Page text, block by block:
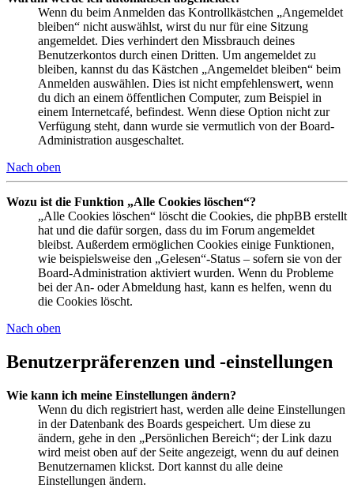
Wenn du beim Anmelden das Kontrollkästchen „Angemeldet
bleiben“ nicht auswählst, wirst du nur für eine Sitzung
angemeldet. Dies verhindert den Missbrauch deines
Benutzerkontos durch einen Dritten. Um angemeldet zu
bleiben, kannst du das Kästchen „Angemeldet bleiben“ beim
Anmelden auswählen. Dies ist nicht empfehlenswert, wenn
du dich an einem öffentlichen Computer, zum Beispiel in
einem Internetcafé, befindest. Wenn diese Option nicht zur
Verfügung steht, dann wurde sie vermutlich von der Board-
Administration ausgeschaltet.
Nach oben
Wozu ist die Funktion „Alle Cookies löschen“?
„Alle Cookies löschen“ löscht die Cookies, die phpBB erstellt
hat und die dafür sorgen, dass du im Forum angemeldet
bleibst. Außerdem ermöglichen Cookies einige Funktionen,
wie beispielsweise den „Gelesen“-Status – sofern sie von der
Board-Administration aktiviert wurden. Wenn du Probleme
bei der An- oder Abmeldung hast, kann es helfen, wenn du
die Cookies löscht.
Nach oben
Benutzerpräferenzen und -einstellungen
Wie kann ich meine Einstellungen ändern?
Wenn du dich registriert hast, werden alle deine Einstellungen
in der Datenbank des Boards gespeichert. Um diese zu
ändern, gehe in den „Persönlichen Bereich“; der Link dazu
wird meist oben auf der Seite angezeigt, wenn du auf deinen
Benutzernamen klickst. Dort kannst du alle deine
Einstellungen ändern.